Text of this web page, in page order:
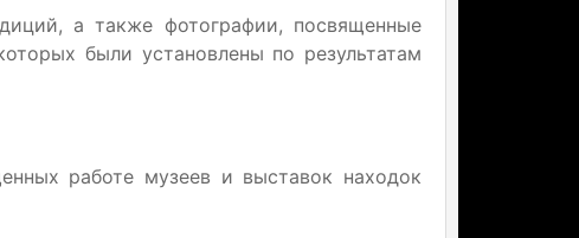
а также фотографии, посвященные
были установлены по результатам
работе музеев и выставок находок